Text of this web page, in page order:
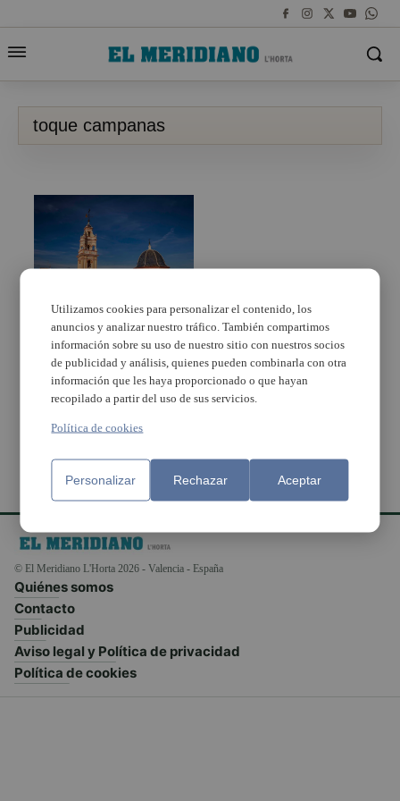
toque campanas
La obra ‘Campanoria
nºXVI’ se estrena
mañana en la iglesia
Mare de Déu del Do de
Alfafar
© El Meridiano L'Horta 2026 - Valencia - España
Quiénes somos
Contacto
Publicidad
Aviso legal y Política de privacidad
Política de cookies
Utilizamos cookies para personalizar el contenido, los
anuncios y analizar nuestro tráfico. También compartimos
información sobre su uso de nuestro sitio con nuestros socios
de publicidad y análisis, quienes pueden combinarla con otra
información que les haya proporcionado o que hayan
recopilado a partir del uso de sus servicios.
Política de cookies
Personalizar Rechazar Aceptar